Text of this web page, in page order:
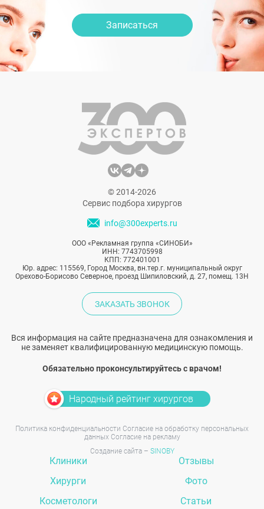
Записаться
© 2014-2026
Сервис подбора хирургов
info@300experts.ru
ООО «Рекламная группа «СИНОБИ»
ИНН: 7743705998
КПП: 772401001
Юр. адрес: 115569, Город Москва, вн.тер.г. муниципальный округ
Орехово-Борисово Северное, проезд Шипиловский, д. 27, помещ. 13Н
ЗАКАЗАТЬ ЗВОНОК
Вся информация на сайте предназначена для ознакомления и
не заменяет квалифицированную медицинскую помощь.
Обязательно проконсультируйтесь с врачом!
Народный рейтинг хирургов
Политика конфиденциальности Согласие на обработку персональных
данных Согласие на рекламу
Создание сайта – SINOBY
Клиники
Хирурги
Косметологи
Отзывы
Фото
Статьи